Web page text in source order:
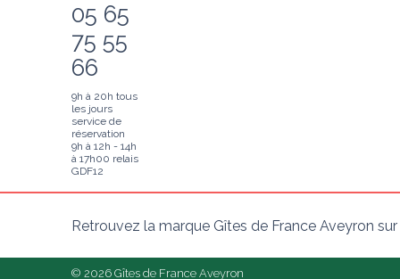
05 65
75 55
66
9h à 20h tous
les jours
service de
réservation
9h à 12h - 14h
à 17h00 relais
GDF12
Retrouvez la marque Gîtes de France Aveyron
© 2026 Gîtes de France Aveyron